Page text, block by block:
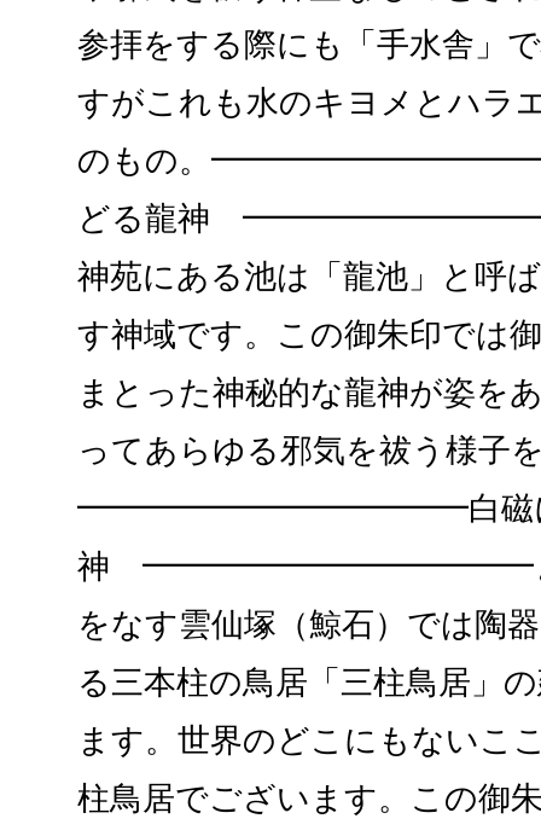
参拝をする際にも「手水舎」
すがこれも水のキヨメとハラ
のもの。
どる龍神
神苑にある池は「龍池」と呼
す神域です。この御朱印では
まとった神秘的な龍神が姿を
ってあらゆる邪気を祓う様子
━━━━━━━━━━━━白磁に
神 ━━━━━━━━━━━━また
をなす雲仙塚（鯨石）では陶
る三本柱の鳥居「三柱鳥居」
ます。世界のどこにもないこ
柱鳥居でございます。この御